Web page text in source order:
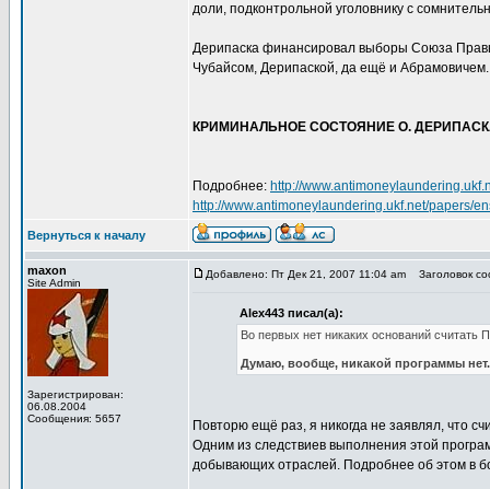
доли, подконтрольной уголовнику с
Дерипаска финансировал выборы Союза
Чубайсом, Дерипаской, да ещё и Абрамовичем.
КРИМИНАЛЬНОЕ СОСТОЯНИЕ О.
Подробнее: http://
http://www.antimoneylaundering.ukf.net/papers/
Вернуться к началу
maxon
Site Admin
Зарегистрирован:
06.08.2004
Сообщения: 5657
Добавлено: Пт Дек 21, 2007 11:04 am Заголовок
Alex443 писал(а):
Во первых нет никаких оснований считать
Думаю, вообще, никакой программы
Повторю ещё раз, я никогда не заявлял, что
Одним из следствиев выполнения этой
добывающих отраслей. Подробнее об этом в